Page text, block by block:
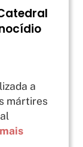
a
mártires